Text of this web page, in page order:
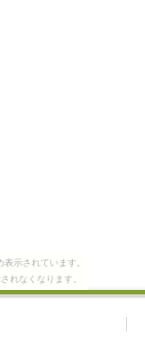
示されています。
れなくなります。